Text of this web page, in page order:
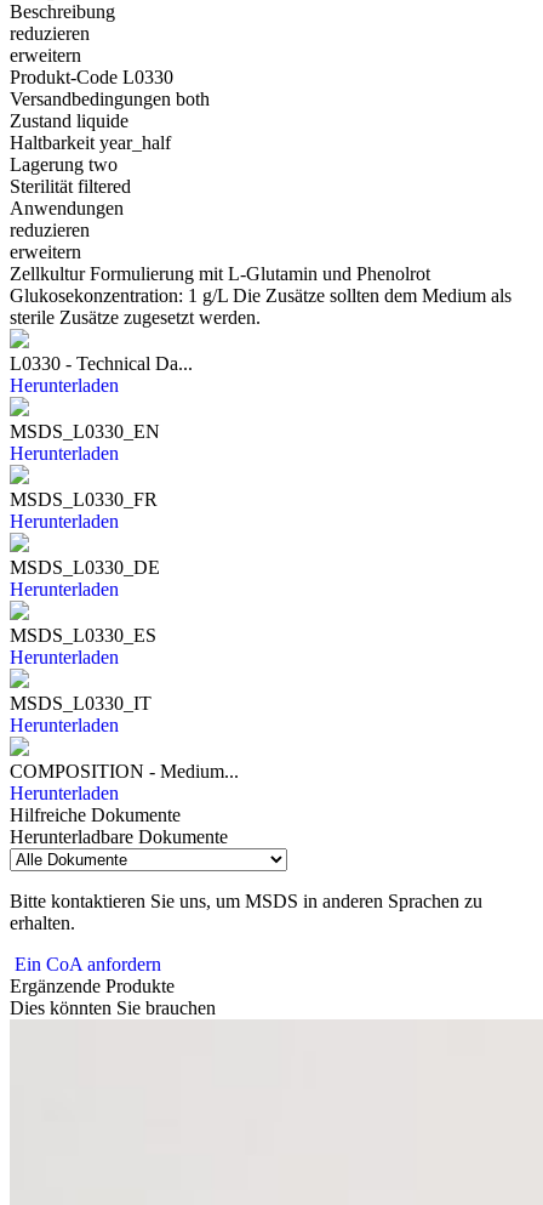
Beschreibung
reduzieren
erweitern
Produkt-Code L0330
Versandbedingungen both
Zustand liquide
Haltbarkeit year_half
Lagerung two
Sterilität filtered
Anwendungen
reduzieren
erweitern
Zellkultur Formulierung mit L-Glutamin und Phenolrot
Glukosekonzentration: 1 g/L Die Zusätze sollten dem Medium als
sterile Zusätze zugesetzt werden.
L0330 - Technical Da...
Herunterladen
MSDS_L0330_EN
Herunterladen
MSDS_L0330_FR
Herunterladen
MSDS_L0330_DE
Herunterladen
MSDS_L0330_ES
Herunterladen
MSDS_L0330_IT
Herunterladen
COMPOSITION - Medium...
Herunterladen
Hilfreiche Dokumente
Herunterladbare Dokumente
Bitte kontaktieren Sie uns, um MSDS in anderen Sprachen zu
erhalten.
Ein CoA anfordern
Ergänzende Produkte
Dies könnten Sie brauchen